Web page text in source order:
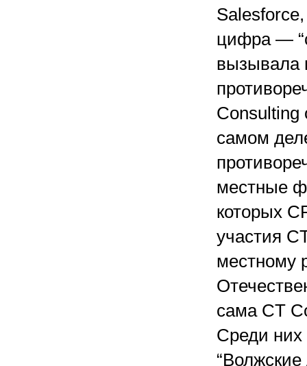
цифра —
вызывала
Consulting
самом
местные
которых
участия
местному
сама CT
Среди них
“Волжские